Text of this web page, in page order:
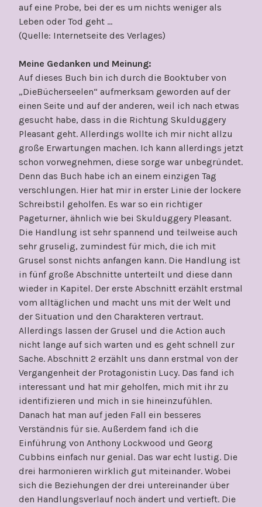
auf eine Probe, bei der es um nichts weniger als
Leben oder Tod geht …
(Quelle: Internetseite des Verlages)
Meine Gedanken und Meinung:
Auf dieses Buch bin ich durch die Booktuber von
„DieBücherseelen“ aufmerksam geworden auf der
einen Seite und auf der anderen, weil ich nach etwas
gesucht habe, dass in die Richtung Skulduggery
Pleasant geht. Allerdings wollte ich mir nicht allzu
große Erwartungen machen. Ich kann allerdings jetzt
schon vorwegnehmen, diese sorge war unbegründet.
Denn das Buch habe ich an einem einzigen Tag
verschlungen. Hier hat mir in erster Linie der lockere
Schreibstil geholfen. Es war so ein richtiger
Pageturner, ähnlich wie bei Skulduggery Pleasant.
Die Handlung ist sehr spannend und teilweise auch
sehr gruselig, zumindest für mich, die ich mit
Grusel sonst nichts anfangen kann. Die Handlung ist
in fünf große Abschnitte unterteilt und diese dann
wieder in Kapitel. Der erste Abschnitt erzählt erstmal
vom alltäglichen und macht uns mit der Welt und
der Situation und den Charakteren vertraut.
Allerdings lassen der Grusel und die Action auch
nicht lange auf sich warten und es geht schnell zur
Sache. Abschnitt 2 erzählt uns dann erstmal von der
Vergangenheit der Protagonistin Lucy. Das fand ich
interessant und hat mir geholfen, mich mit ihr zu
identifizieren und mich in sie hineinzufühlen.
Danach hat man auf jeden Fall ein besseres
Verständnis für sie. Außerdem fand ich die
Einführung von Anthony Lockwood und Georg
Cubbins einfach nur genial. Das war echt lustig. Die
drei harmonieren wirklich gut miteinander. Wobei
sich die Beziehungen der drei untereinander über
den Handlungsverlauf noch ändert und vertieft. Die